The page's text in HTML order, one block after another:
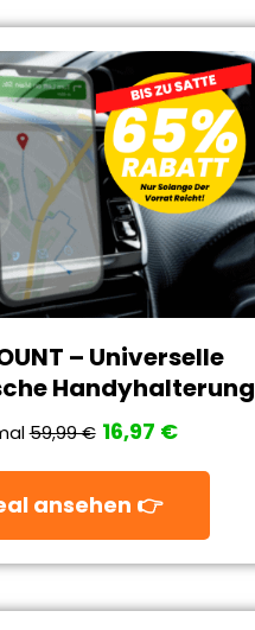
– Universelle
Handyhalterung
59,99 € 16,97 €
ansehen 👉